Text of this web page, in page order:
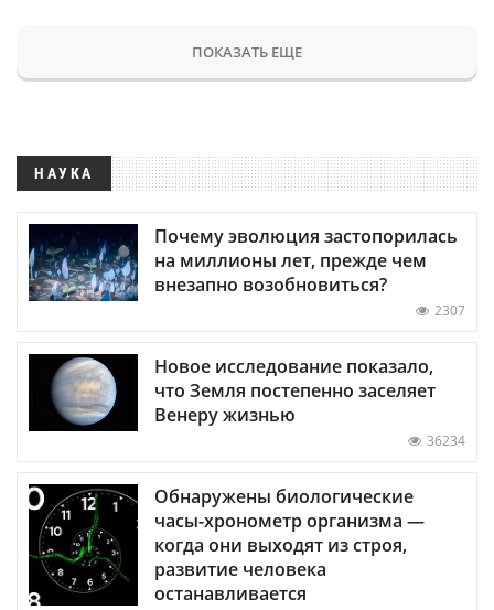
ПОКАЗАТЬ ЕЩЕ
НАУКА
Почему эволюция застопорилась
на миллионы лет, прежде чем
внезапно возобновиться?
2307
Новое исследование показало,
что Земля постепенно заселяет
Венеру жизнью
36234
Обнаружены биологические
часы-хронометр организма —
когда они выходят из строя,
развитие человека
останавливается